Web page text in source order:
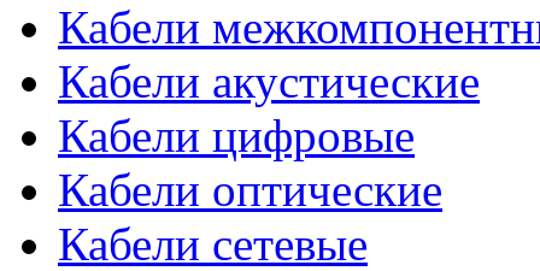
Кабели
Кабели акустические
Кабели цифровые
Кабели оптические
Кабели сетевые